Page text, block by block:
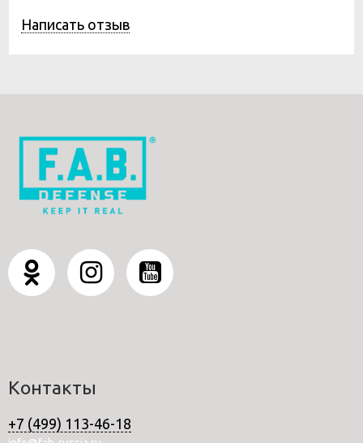
Написать отзыв
Контакты
+7 (499) 113-46-18